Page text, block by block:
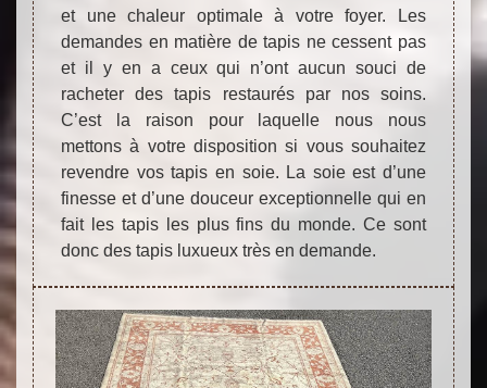
et une chaleur optimale à votre foyer. Les
demandes en matière de tapis ne cessent pas
et il y en a ceux qui n’ont aucun souci de
racheter des tapis restaurés par nos soins.
C’est la raison pour laquelle nous nous
mettons à votre disposition si vous souhaitez
revendre vos tapis en soie. La soie est d’une
finesse et d’une douceur exceptionnelle qui en
fait les tapis les plus fins du monde. Ce sont
donc des tapis luxueux très en demande.